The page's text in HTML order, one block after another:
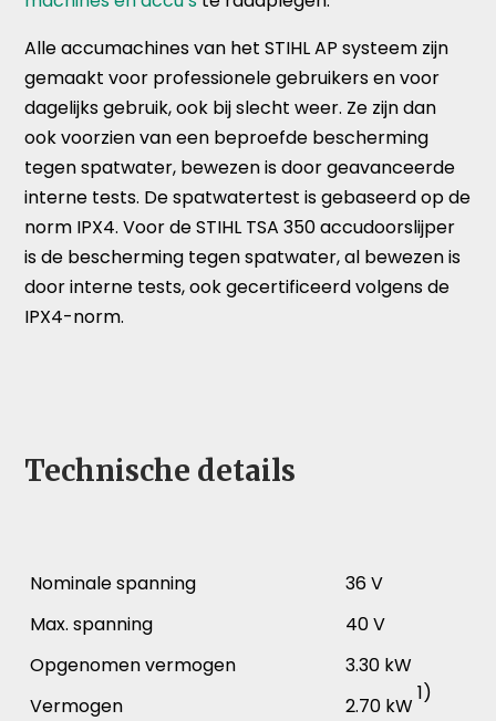
Alle accumachines van het STIHL AP systeem zijn
gemaakt voor professionele gebruikers en voor
dagelijks gebruik, ook bij slecht weer. Ze zijn dan
ook voorzien van een beproefde bescherming
tegen spatwater, bewezen is door geavanceerde
interne tests. De spatwatertest is gebaseerd op de
norm IPX4. Voor de STIHL TSA 350 accudoorslijper
is de bescherming tegen spatwater, al bewezen is
door interne tests, ook gecertificeerd volgens de
IPX4-norm.
Technische details
Nominale spanning
36 V
Max. spanning
40 V
Opgenomen vermogen
3.30 kW
Vermogen
2.70 kW
1)